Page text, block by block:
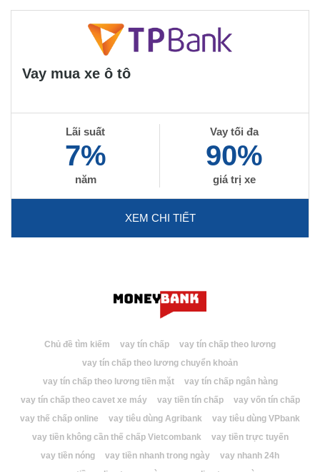
Vay mua xe ô tô
Lãi suất
7%
năm
Vay tối đa
90%
giá trị xe
XEM CHI TIẾT
Chủ đề tìm kiếm vay tín chấp
vay tín chấp theo lương
vay tín chấp theo lương chuyển khoản
vay tín chấp theo lương tiền mặt
vay tín chấp ngân hàng
vay tín chấp theo cavet xe máy
vay tiền tín chấp
vay vốn tín chấp
vay thế chấp online
vay tiêu dùng Agribank
vay tiêu dùng VPbank
vay tiền không cần thế chấp Vietcombank
vay tiền trực tuyến
vay tiền nóng
vay tiền nhanh trong ngày
vay nhanh 24h